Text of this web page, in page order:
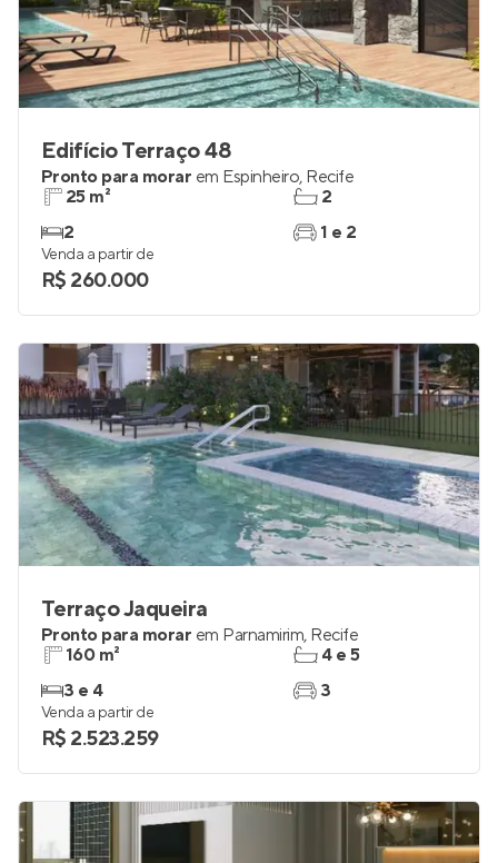
Edifício Terraço 48
Pronto para morar em Espinheiro, Recife
25 m²
2
2
1 e 2
Venda a partir de
R$ 260.000
Terraço Jaqueira
Pronto para morar em Parnamirim, Recife
160 m²
3 e 4
4 e 5
3
Venda a partir de
R$ 2.523.259